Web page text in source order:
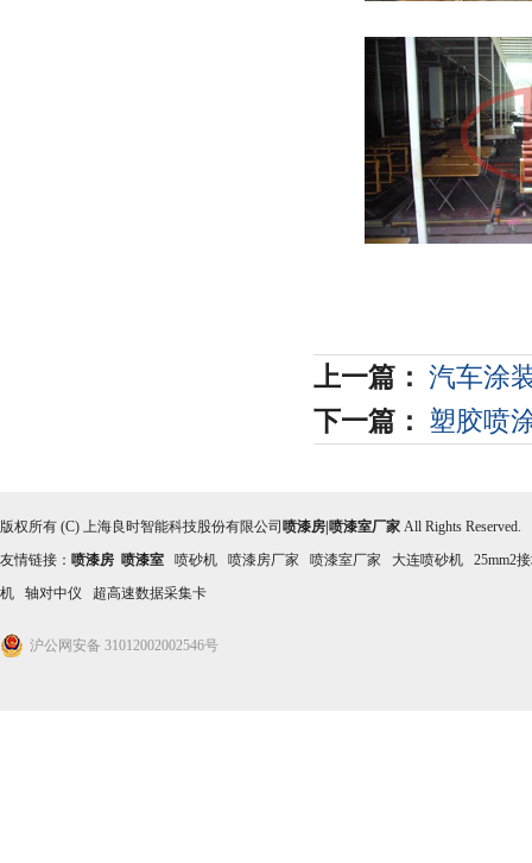
上一篇： 汽车涂
下一篇： 塑胶喷
版权所有 (C) 上海良时智能科技股份有限公司 喷漆房|喷漆室厂家 All Rights
友情链接： 喷漆房 喷漆室 喷砂机 喷漆房厂家 喷漆室厂家 大连喷砂机
25mm2
机
轴对中仪 超高速数据采集卡
沪公网安备 31012002002546号